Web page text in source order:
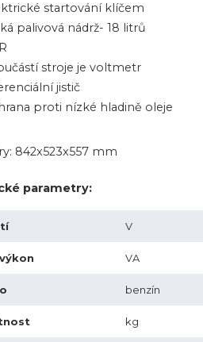
startování klíčem
palivová nádrž- 18 litrů
stroje je voltmetr
jistič
proti nízké hladině oleje
842x523x557 mm
parametry:
V
VA
benzín
kg